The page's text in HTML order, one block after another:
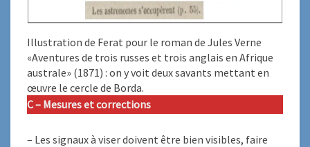
Illustration de Ferat pour le roman de Jules Verne
«Aventures de trois russes et trois anglais en Afrique
australe» (1871) : on y voit deux savants mettant en
œuvre le cercle de Borda.
C – Mesures et corrections
– Les signaux à viser doivent être bien visibles, faire